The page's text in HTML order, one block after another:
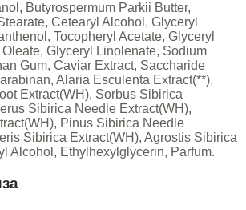
Butyrospermum Parkii Butter,
Cetearyl Alcohol, Glyceryl
Tocopheryl Acetate, Glyceryl
Glyceryl Linolenate, Sodium
Gum, Caviar Extract, Saccharide
Alaria Esculenta Extract(**),
Extract(WH), Sorbus Sibirica
Sibirica Needle Extract(WH),
Pinus Sibirica Needle
Sibirica Extract(WH), Agrostis Sibirica
Alcohol, Ethylhexylglycerin, Parfum.